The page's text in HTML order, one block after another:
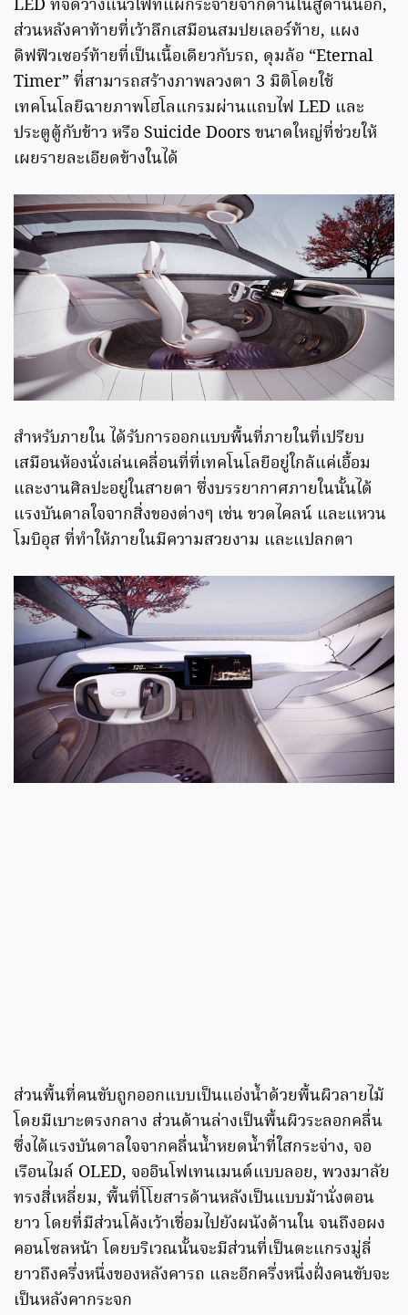
LED ที่จัดวางแนวไฟที่แผ่กระจายจากด้านในสู่ด้านนอก,
ส่วนหลังคาท้ายที่เว้าลึกเสมือนสมปยเลอร์ท้าย, แผง
ดิฟฟิวเซอร์ท้ายที่เป็นเนื้อเดียวกับรถ, ดุมล้อ “Eternal
Timer” ที่สามารถสร้างภาพลวงตา 3 มิติโดยใช้
เทคโนโลยีฉายภาพโฮโลแกรมผ่านแถบไฟ LED และ
ประตูตู้กับข้าว หรือ Suicide Doors ขนาดใหญ่ที่ช่วยให้
เผยรายละเอียดข้างในได้
สำหรับภายใน ได้รับการออกแบบพื้นที่ภายในที่เปรียบ
เสมือนห้องนั่งเล่นเคลื่อนที่ที่เทคโนโลยีอยู่ใกล้แค่เอื้อม
และงานศิลปะอยู่ในสายตา ซึ่งบรรยากาศภายในนั้นได้
แรงบันดาลใจจากสิ่งของต่างๆ เช่น ขวดไคลน์ และแหวน
โมบิอุส ที่ทำให้ภายในมีความสวยงาม และแปลกตา
ส่วนพื้นที่คนขับถูกออกแบบเป็นแอ่งน้ำด้วยพื้นผิวลายไม้
โดยมีเบาะตรงกลาง ส่วนด้านล่างเป็นพื้นผิวระลอกคลื่น
ซึ่งได้แรงบันดาลใจจากคลื่นน้ำหยดน้ำที่ใสกระจ่าง, จอ
เรือนไมล์ OLED, จออินโฟเทนเมนต์แบบลอย, พวงมาลัย
ทรงสี่เหลี่ยม, พื้นที่โโยสารด้านหลังเป็นแบบม้านั่งตอน
ยาว โดยที่มีส่วนโค้งเว้าเชื่อมไปยังผนังด้านใน จนถึงอผง
คอนโซลหน้า โดยบริเวณนั้นจะมีส่วนที่เป็นตะแกรงมู่ลี่
ยาวถึงครึ่งหนึ่งของหลังคารถ และอีกครึ่งหนึ่งฝั่งคนขับจะ
เป็นหลังคากระจก